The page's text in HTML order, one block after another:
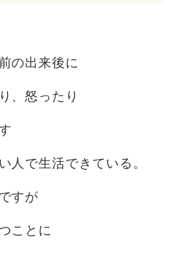
の出来後に
、怒ったり
人で生活できている。
すが
ことに